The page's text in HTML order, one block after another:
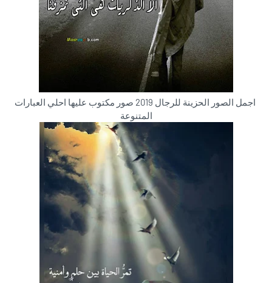
اجمل الصور الحزينة للرجال 2019 صور مكتوب عليها احلي العبارات
المتنوعة